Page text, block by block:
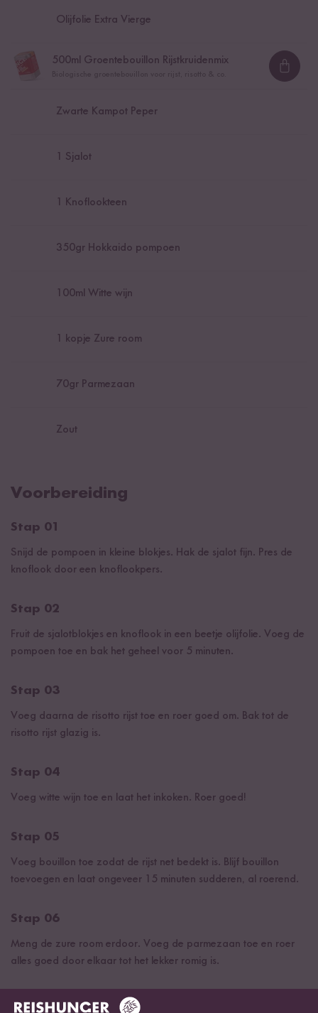
Olijfolie Extra Vierge
500ml Groentebouillon Rijstkruidenmix
Zwarte Kampot Peper
1 Sjalot
1 Knoflookteen
350gr Hokkaido pompoen
100ml Witte wijn
1 kopje Zure room
70gr Parmezaan
Zout
Voorbereiding
Stap 01
Snijd de pompoen in kleine blokjes. Hak de sjalot fijn. Pres de
knoflook door een knoflookpers.
Stap 02
Fruit de sjalotblokjes en knoflook in een beetje olijfolie. Voeg de
pompoen toe en bak het geheel voor 5 minuten.
Stap 03
Voeg daarna de risotto rijst toe en roer goed om. Bak tot de
risotto rijst glazig is.
Stap 04
Voeg witte wijn toe en laat het inkoken. Roer goed!
Stap 05
Voeg bouillon toe zodat de rijst net bedekt is. Blijf bouillon
toevoegen en laat ongeveer 15 minuten sudderen, al roerend.
Stap 06
Meng de zure room erdoor. Voeg de parmezaan toe en roer
alles goed door elkaar tot het lekker romig is.
Stap 07